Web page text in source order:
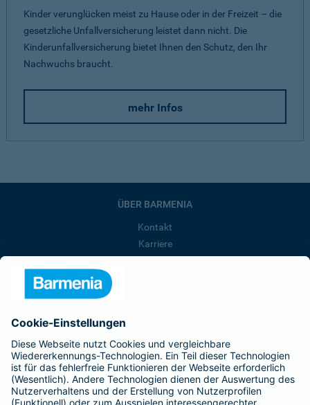
Kinder verunglücken meist zu Hause oder in der Freizeit – die
gesetzliche Unfallversicherung leistet dann nicht. Die
Kinderunfallversicherung bietet Ihnen den Schutz, den Ihr
Nachwuchs braucht.
mehr Infos
ÜBER BARMENIA
Kontakt
Karriere
Barmenia ist Teil der BarmeniaGothaer
BELIEBTE SEITEN
Kranken-Zusatzversicherung
Tierversicherungen